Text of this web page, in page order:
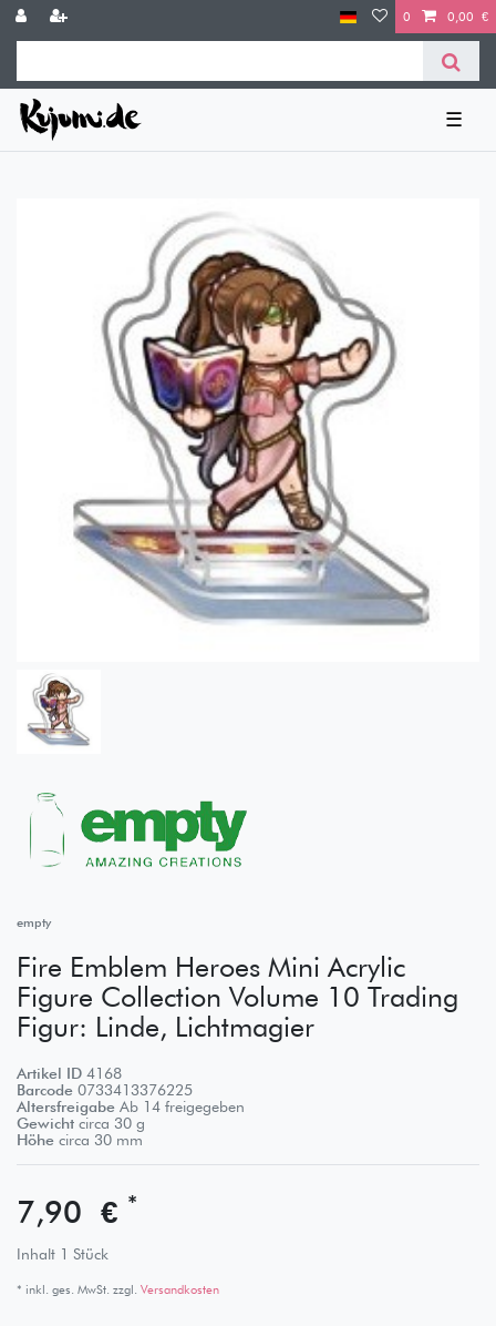
0 0,00 €
☰
empty
Fire Emblem Heroes Mini Acrylic
Figure Collection Volume 10 Trading
Figur: Linde, Lichtmagier
Artikel ID 4168
Barcode 0733413376225
Altersfreigabe Ab 14 freigegeben
Gewicht circa 30 g
Höhe circa 30 mm
7,90 € *
Inhalt 1 Stück
* inkl. ges. MwSt. zzgl. Versandkosten